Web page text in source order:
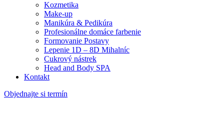
Kozmetika
Make-up
Manikúra & Pedikúra
Profesionálne domáce farbenie
Formovanie Postavy
Lepenie 1D – 8D Mihalníc
Cukrový nástrek
Head and Body SPA
Kontakt
Objednajte si termín